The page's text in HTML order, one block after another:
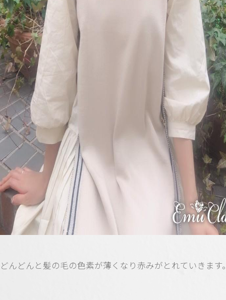
どんどんと髪の毛の色素が薄くなり赤みがとれていきます